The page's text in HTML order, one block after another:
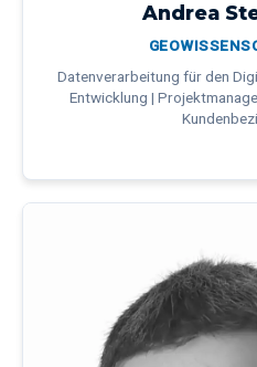
Andrea
Datenverarbeitung für den
Entwicklung |